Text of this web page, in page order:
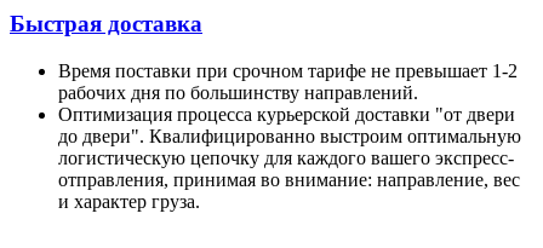
Быстрая доставка
Время поставки при срочном тарифе не превышает 1-2
рабочих дня по большинству направлений.
Оптимизация процесса курьерской доставки "от двери
до двери". Квалифицированно выстроим оптимальную
логистическую цепочку для каждого вашего экспресс-
отправления, принимая во внимание: направление, вес
и характер груза.